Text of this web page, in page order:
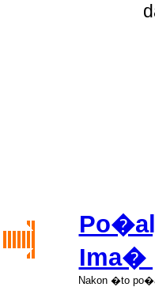
Ima�
Nakon �to po�